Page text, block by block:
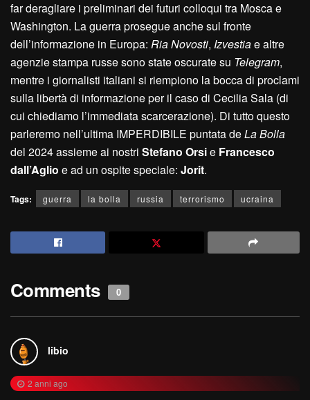
far deragliare i preliminari dei futuri colloqui tra Mosca e
Washington. La guerra prosegue anche sul fronte
dell’informazione in Europa: Ria Novosti, Izvestiae altre
agenzie stampa russe sono state oscurate su Telegram,
mentre i giornalisti italiani si riempiono la bocca di proclami
sulla libertà di informazione per il caso di Cecilia Sala (di
cui chiediamo l’immediata scarcerazione). Di tutto questo
parleremo nell’ultima IMPERDIBILE puntata deLa Bolla
del 2024 assieme ai nostri Stefano Orsie Francesco
dall’Aglio e ad un ospite speciale: Jorit.
Tags: guerra la bolla russia terrorismo ucraina
Comments 0
libio
2 anni ago